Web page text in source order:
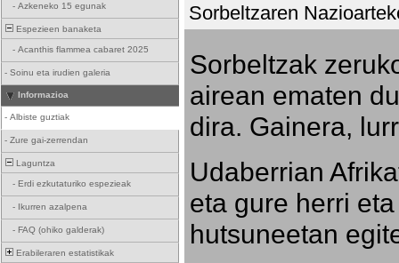
- Azkeneko 15 egunak
Espezieen banaketa
- Acanthis flammea cabaret 2025
- Soinu eta irudien galeria
Informazioa
- Albiste guztiak
- Zure gai-zerrendan
Laguntza
- Erdi ezkutaturiko espezieak
- Ikurren azalpena
- FAQ (ohiko galderak)
Erabileraren estatistikak
Sorbeltzaren
Sorbeltzak
airean ematen
dira. Gainera,
Udaberrian
eta gure herri
hutsuneetan